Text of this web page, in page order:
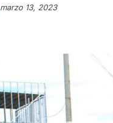
marzo 13, 2023